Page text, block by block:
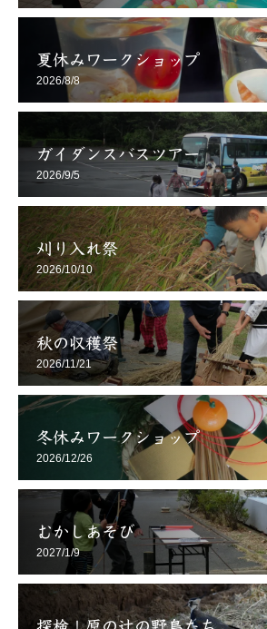
夏休みワークショップ
2026/8/8
ガイダンスバスツアー
2026/9/5
刈り入れ祭
2026/10/10
秋の収穫祭
2026/11/21
冬休みワークショップ
2026/12/26
むかしあそび
2027/1/9